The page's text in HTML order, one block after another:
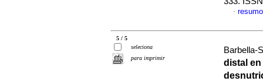
·
5 / 5
seleciona
para imprimir
Barbella-
distal